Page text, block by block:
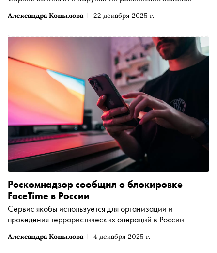
Александра Копылова 22 декабря 2025 г.
Александра Копылова 4 декабря 2025 г.
Роскомнадзор сообщил о блокировке
FaceTime в России
Сервис якобы используется для организации и
проведения террористических операций в России